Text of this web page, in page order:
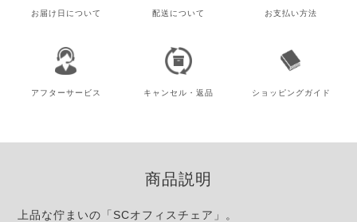
お届け日 について 配送について お支払い方法
アフターサービス キャンセル・ 返品 ショッピングガイド
商品説明
上品な佇まいの「SCオフィスチェア」。